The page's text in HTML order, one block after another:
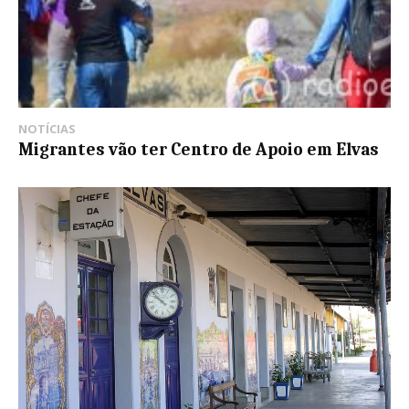
NOTÍCIAS
Migrantes vão ter Centro de Apoio em Elvas